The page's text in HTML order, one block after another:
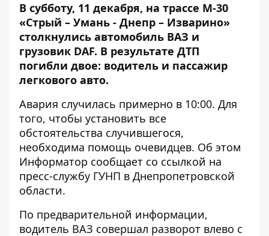
В субботу, 11 декабря, на трассе М-30
«Стрый – Умань - Днепр – Изварино»
столкнулись автомобиль ВАЗ и
грузовик DAF. В результате ДТП
погибли двое: водитель и пассажир
легкового авто.
Авария случилась примерно в 10:00. Для
того, чтобы установить все
обстоятельства случившегося,
необходима помощь очевидцев. Об этом
Информатор сообщает со ссылкой на
пресс-службу ГУНП в Днепропетровской
области.
По предварительной информации,
водитель ВАЗ совершал разворот влево с